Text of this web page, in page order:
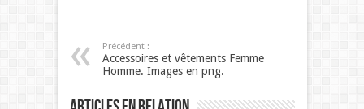
Précédent :
Accessoires et vêtements Femme
Homme. Images en png.